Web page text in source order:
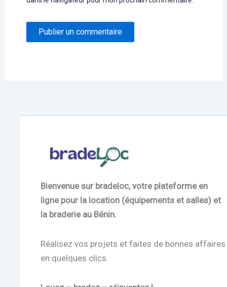
Bienvenue sur bradeloc, votre plateforme en
ligne pour la location (équipements et salles) et
la braderie au Bénin.
Réalisez vos projets et faites de bonnes affaires
en quelques clics.